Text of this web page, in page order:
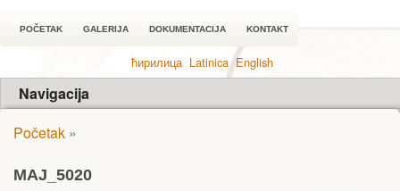
POČETAK GALERIJA DOKUMENTACIJA KONTAKT
ћирилица Latinica English
Navigacija
Početak »
MAJ_5020